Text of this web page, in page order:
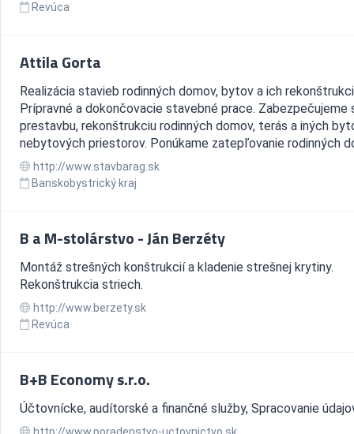
Revúca
Attila Gorta
Realizácia stavieb rodinných domov, bytov a ich
Prípravné a dokončovacie stavebné prace. Zabezpečujeme
prestavbu, rekonštrukciu rodinných domov, terás a iných
nebytových priestorov. Ponúkame zatepľovanie rodinných
http://www.stavbarag.sk
Banskobystrický kraj
B a M-stolárstvo - Ján Berzéty
Montáž strešných konštrukcií a kladenie strešnej krytiny.
Rekonštrukcia striech.
http://www.berzety.sk
Revúca
B+B Economy s.r.o.
Účtovnícke, audítorské a finančné služby, Spracovanie